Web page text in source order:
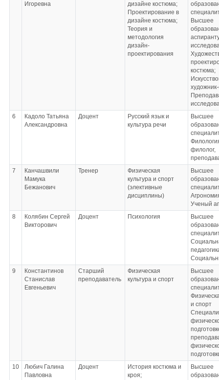
Игоревна
дизайне костюма;
Проектирование в
дизайне костюма;
Теория и
методология
дизайн-
проектирования
Высшее
костюма;
6
Кадоло Татьяна
Александровна
Доцент
Русский язык и
культура речи
Высшее
филолог,
7
Канчашвили
Мамука
Бежанович
Тренер
Физическая
культура и спорт
(элективные
дисциплины)
Высшее
Ученый
8
Колябин Сергей
Викторович
Доцент Психология
Высшее
9
Константинов
Станислав
Евгеньевич
Старший
преподаватель
Физическая
культура и спорт
Высшее
и спорт
10
Любич Галина
Павловна
Доцент
История костюма и
кроя;
Высшее